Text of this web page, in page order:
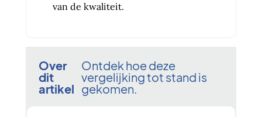
van de kwaliteit.
Over
dit
artikel
Ontdek hoe deze
vergelijking tot stand is
gekomen.